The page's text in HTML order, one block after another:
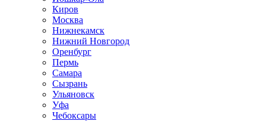
Киров
Москва
Нижнекамск
Нижний Новгород
Оренбург
Пермь
Самара
Сызрань
Ульяновск
Уфа
Чебоксары